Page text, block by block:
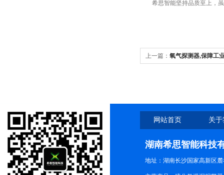
希思智能坚持品质至上，虽
上一篇： 氧气探测器,保障工
网站首页 关
湖南希思智能科技
地址：湖南长沙国家高新区